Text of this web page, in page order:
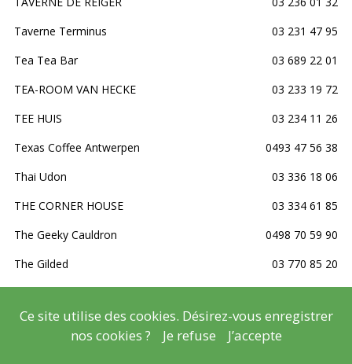
Taverne Terminus
03 231 47 95
Tea Tea Bar
03 689 22 01
TEA-ROOM VAN HECKE
03 233 19 72
TEE HUIS
03 234 11 26
Texas Coffee Antwerpen
0493 47 56 38
Thai Udon
03 336 18 06
THE CORNER HOUSE
03 334 61 85
The Geeky Cauldron
0498 70 59 90
The Gilded
03 770 85 20
The Irish Times Pub
03 227 43 60
Ce site utilise des cookies. Désirez-vous enregistrer
nos cookies ?
Je refuse J’accepte